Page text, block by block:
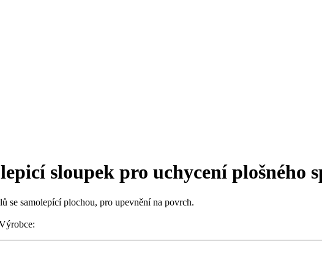
sloupek pro uchycení plošného
se samolepící plochou, pro upevnění na povrch.